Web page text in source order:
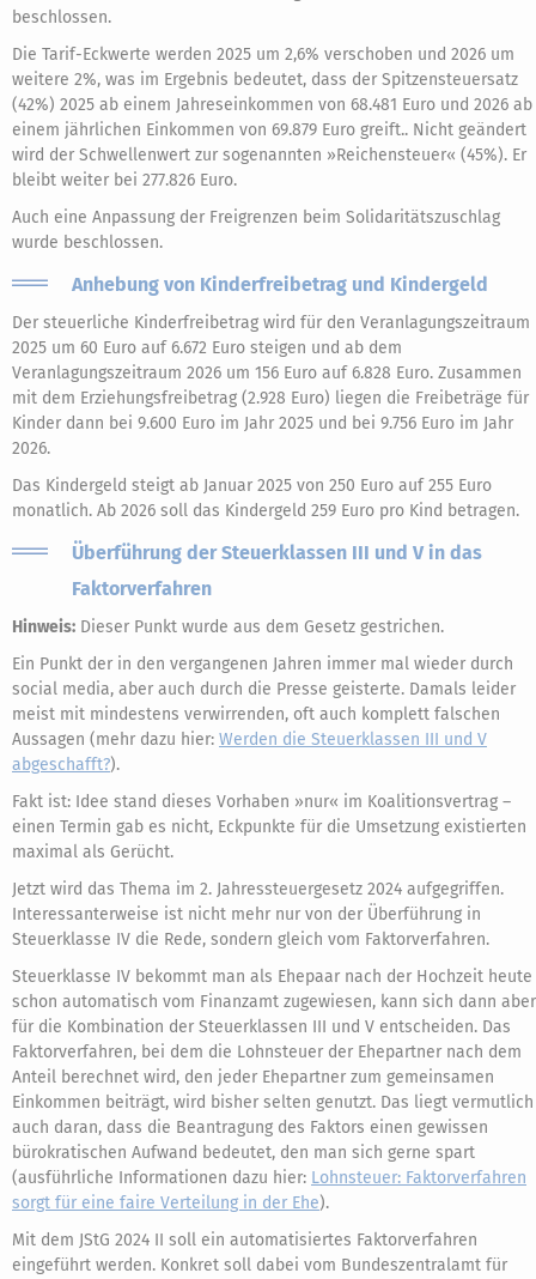
beschlossen.
Die Tarif-Eckwerte werden 2025 um 2,6% verschoben und 2026 um
weitere 2%, was im Ergebnis bedeutet, dass der Spitzensteuersatz
(42%) 2025 ab einem Jahreseinkommen von 68.481 Euro und 2026 ab
einem jährlichen Einkommen von 69.879 Euro greift.. Nicht geändert
wird der Schwellenwert zur sogenannten »Reichensteuer« (45%). Er
bleibt weiter bei 277.826 Euro.
Auch eine Anpassung der Freigrenzen beim Solidaritätszuschlag
wurde beschlossen.
Anhebung von Kinderfreibetrag und Kindergeld
Der steuerliche Kinderfreibetrag wird für den Veranlagungszeitraum
2025 um 60 Euro auf 6.672 Euro steigen und ab dem
Veranlagungszeitraum 2026 um 156 Euro auf 6.828 Euro. Zusammen
mit dem Erziehungsfreibetrag (2.928 Euro) liegen die Freibeträge für
Kinder dann bei 9.600 Euro im Jahr 2025 und bei 9.756 Euro im Jahr
2026.
Das Kindergeld steigt ab Januar 2025 von 250 Euro auf 255 Euro
monatlich. Ab 2026 soll das Kindergeld 259 Euro pro Kind betragen.
Überführung der Steuerklassen III und V in das
Faktorverfahren
Hinweis: Dieser Punkt wurde aus dem Gesetz gestrichen.
Ein Punkt der in den vergangenen Jahren immer mal wieder durch
social media, aber auch durch die Presse geisterte. Damals leider
meist mit mindestens verwirrenden, oft auch komplett falschen
Aussagen (mehr dazu hier: Werden die Steuerklassen III und V
abgeschafft?).
Fakt ist: Idee stand dieses Vorhaben »nur« im Koalitionsvertrag –
einen Termin gab es nicht, Eckpunkte für die Umsetzung existierten
maximal als Gerücht.
Jetzt wird das Thema im 2. Jahressteuergesetz 2024 aufgegriffen.
Interessanterweise ist nicht mehr nur von der Überführung in
Steuerklasse IV die Rede, sondern gleich vom Faktorverfahren.
Steuerklasse IV bekommt man als Ehepaar nach der Hochzeit heute
schon automatisch vom Finanzamt zugewiesen, kann sich dann aber
für die Kombination der Steuerklassen III und V entscheiden. Das
Faktorverfahren, bei dem die Lohnsteuer der Ehepartner nach dem
Anteil berechnet wird, den jeder Ehepartner zum gemeinsamen
Einkommen beiträgt, wird bisher selten genutzt. Das liegt vermutlich
auch daran, dass die Beantragung des Faktors einen gewissen
bürokratischen Aufwand bedeutet, den man sich gerne spart
(ausführliche Informationen dazu hier: Lohnsteuer: Faktorverfahren
sorgt für eine faire Verteilung in der Ehe).
Mit dem JStG 2024 II soll ein automatisiertes Faktorverfahren
eingeführt werden. Konkret soll dabei vom Bundeszentralamt für